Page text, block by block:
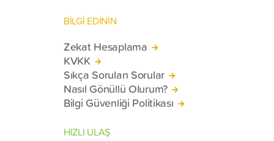
BİLGİ EDİNİN
Zekat Hesaplama
KVKK
Sıkça Sorulan Sorular
Nasıl Gönüllü Olurum?
Bilgi Güvenliği Politikası
HIZLI ULAŞ